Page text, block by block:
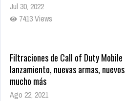
Jul 30, 2022
7413 Views
Filtraciones de Call of Duty Mobile
lanzamiento, nuevas armas,
mucho más
Ago 22, 2021